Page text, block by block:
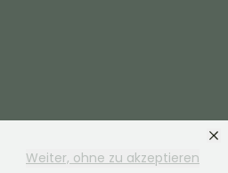
Weiter, ohne zu akzeptieren